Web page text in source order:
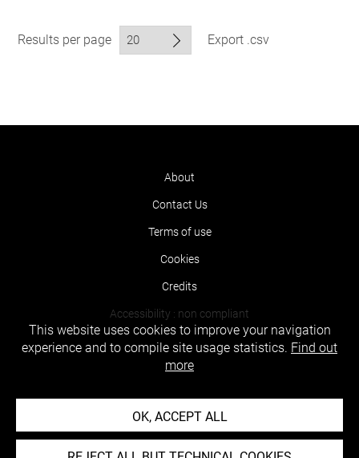
Results per page Export .csv
About
Contact Us
Terms of use
Cookies
Credits
Accessibility : non compliant
This website uses cookies to improve your navigation
experience and to compile site usage statistics. Find out
more
OK, ACCEPT ALL